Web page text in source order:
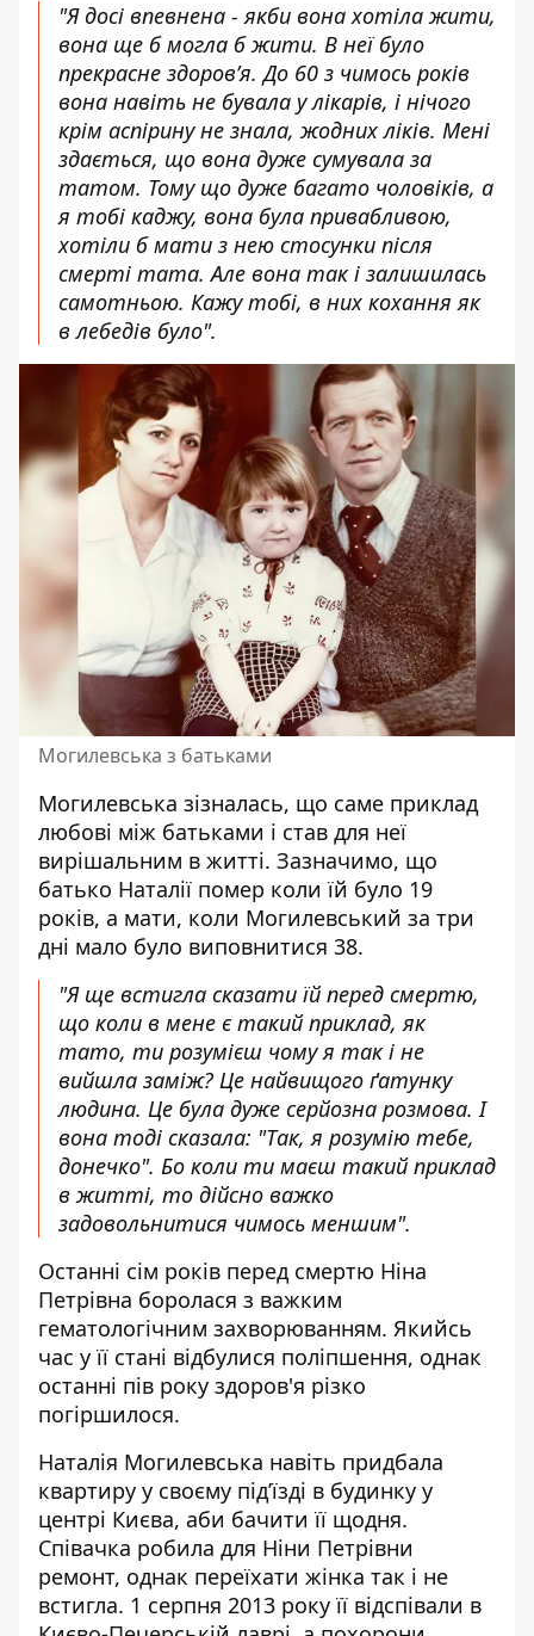
"Я досі впевнена - якби вона хотіла жити,
вона ще б могла б жити. В неї було
прекрасне здоров’я. До 60 з чимось років
вона навіть не бувала у лікарів, і нічого
крім аспірину не знала, жодних ліків. Мені
здається, що вона дуже сумувала за
татом. Тому що дуже багато чоловіків, а
я тобі каджу, вона була привабливою,
хотіли б мати з нею стосунки після
смерті тата. Але вона так і залишилась
самотньою. Кажу тобі, в них кохання як
в лебедів було".
Могилевська з батьками
Могилевська зізналась, що саме приклад
любові між батьками і став для неї
вирішальним в житті. Зазначимо, що
батько Наталії помер коли їй було 19
років, а мати, коли Могилевський за три
дні мало було виповнитися 38.
"Я ще встигла сказати їй перед смертю,
що коли в мене є такий приклад, як
тато, ти розумієш чому я так і не
вийшла заміж? Це найвищого ґатунку
людина. Це була дуже серйозна розмова. І
вона тоді сказала: "Так, я розумію тебе,
донечко". Бо коли ти маєш такий приклад
в житті, то дійсно важко
задовольнитися чимось меншим".
Останні сім років перед смертю Ніна
Петрівна боролася з важким
гематологічним захворюванням. Якийсь
час у її стані відбулися поліпшення, однак
останні пів року здоров'я різко
погіршилося.
Наталія Могилевська навіть придбала
квартиру у своєму під’їзді в будинку у
центрі Києва, аби бачити її щодня.
Співачка робила для Ніни Петрівни
ремонт, однак переїхати жінка так і не
встигла. 1 серпня 2013 року її відспівали в